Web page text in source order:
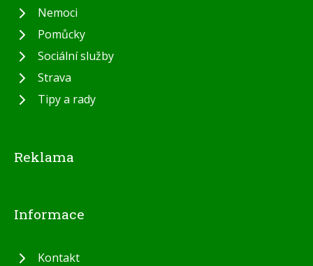
Nemoci
Pomůcky
Sociální služby
Strava
Tipy a rady
Reklama
Informace
Kontakt